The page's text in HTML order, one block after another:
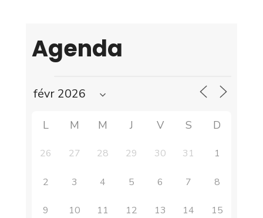
Agenda
L M M J V S D
26 27 28 29 30 31 1
2 3 4 5 6 7 8
9 10 11 12 13 14 15